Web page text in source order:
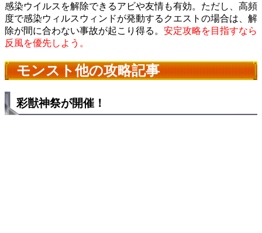
感染ウイルスを解除できるアビや友情も有効。ただし、高頻
度で感染ウィルスウィンドが発動するクエストの場合は、解
除が間に合わない事故が起こり得る。 安定攻略を目指すなら
反風を優先しよう。
モンスト他の攻略記事
彩獣神祭が開催！